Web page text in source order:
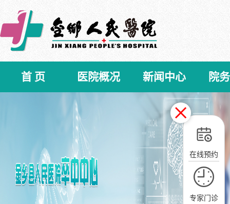
在线预约
专家门诊
首 页 医院概况 新闻中心 院